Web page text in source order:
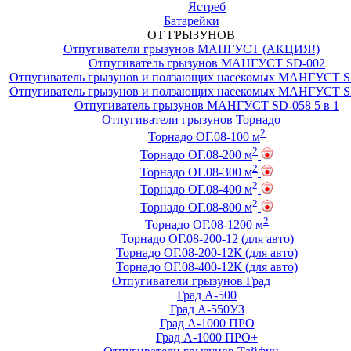
Ястреб
Батарейки
ОТ ГРЫЗУНОВ
Отпугиватели грызунов МАНГУСТ (АКЦИЯ!)
Отпугиватель грызунов МАНГУСТ SD-002
Отпугиватель грызунов и ползающих насекомых МАНГУСТ
Отпугиватель грызунов и ползающих насекомых МАНГУСТ
Отпугиватель грызунов МАНГУСТ SD-058 5 в 1
Отпугиватели грызунов Торнадо
Торнадо ОГ.08-100 м2
Торнадо ОГ.08-200 м2
Торнадо ОГ.08-300 м2
Торнадо ОГ.08-400 м2
Торнадо ОГ.08-800 м2
Торнадо ОГ.08-1200 м2
Торнадо ОГ.08-200-12 (для авто)
Торнадо ОГ.08-200-12К (для авто)
Торнадо ОГ.08-400-12К (для авто)
Отпугиватели грызунов Град
Град А-500
Град А-550УЗ
Град А-1000 ПРО
Град А-1000 ПРО+